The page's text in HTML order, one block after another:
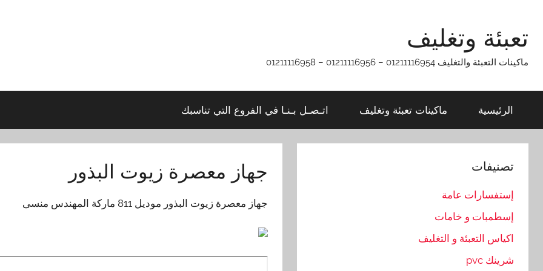
content
تعبئة وتغليف
ماكينات التعبئة والتغليف 01211116954 – 01211116956 – 01211116958
الرئيسية ماكينات تعبئة وتغليف اتـصـل بـنـا في الفروع التي تناسبك
جهاز معصرة زيوت البذور
جهاز معصرة زيوت البذور موديل 811 ماركة المهندس منسى
تصنيفات
إستفسارات عامة
إسطمبات و خامات
اكياس التعبئة و التغليف
شرينك pvc